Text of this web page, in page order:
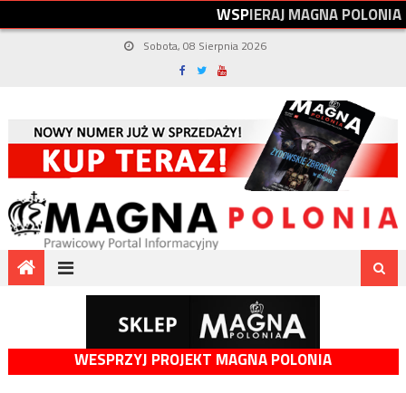
WSPIERAJMAGNAPOLONIA
Sobota, 08 Sierpnia 2026
WESPRZYJ PROJEKT MAGNA POLONIA